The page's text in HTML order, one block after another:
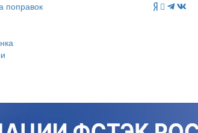
поправок